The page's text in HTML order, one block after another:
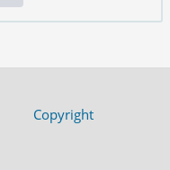
Copyright